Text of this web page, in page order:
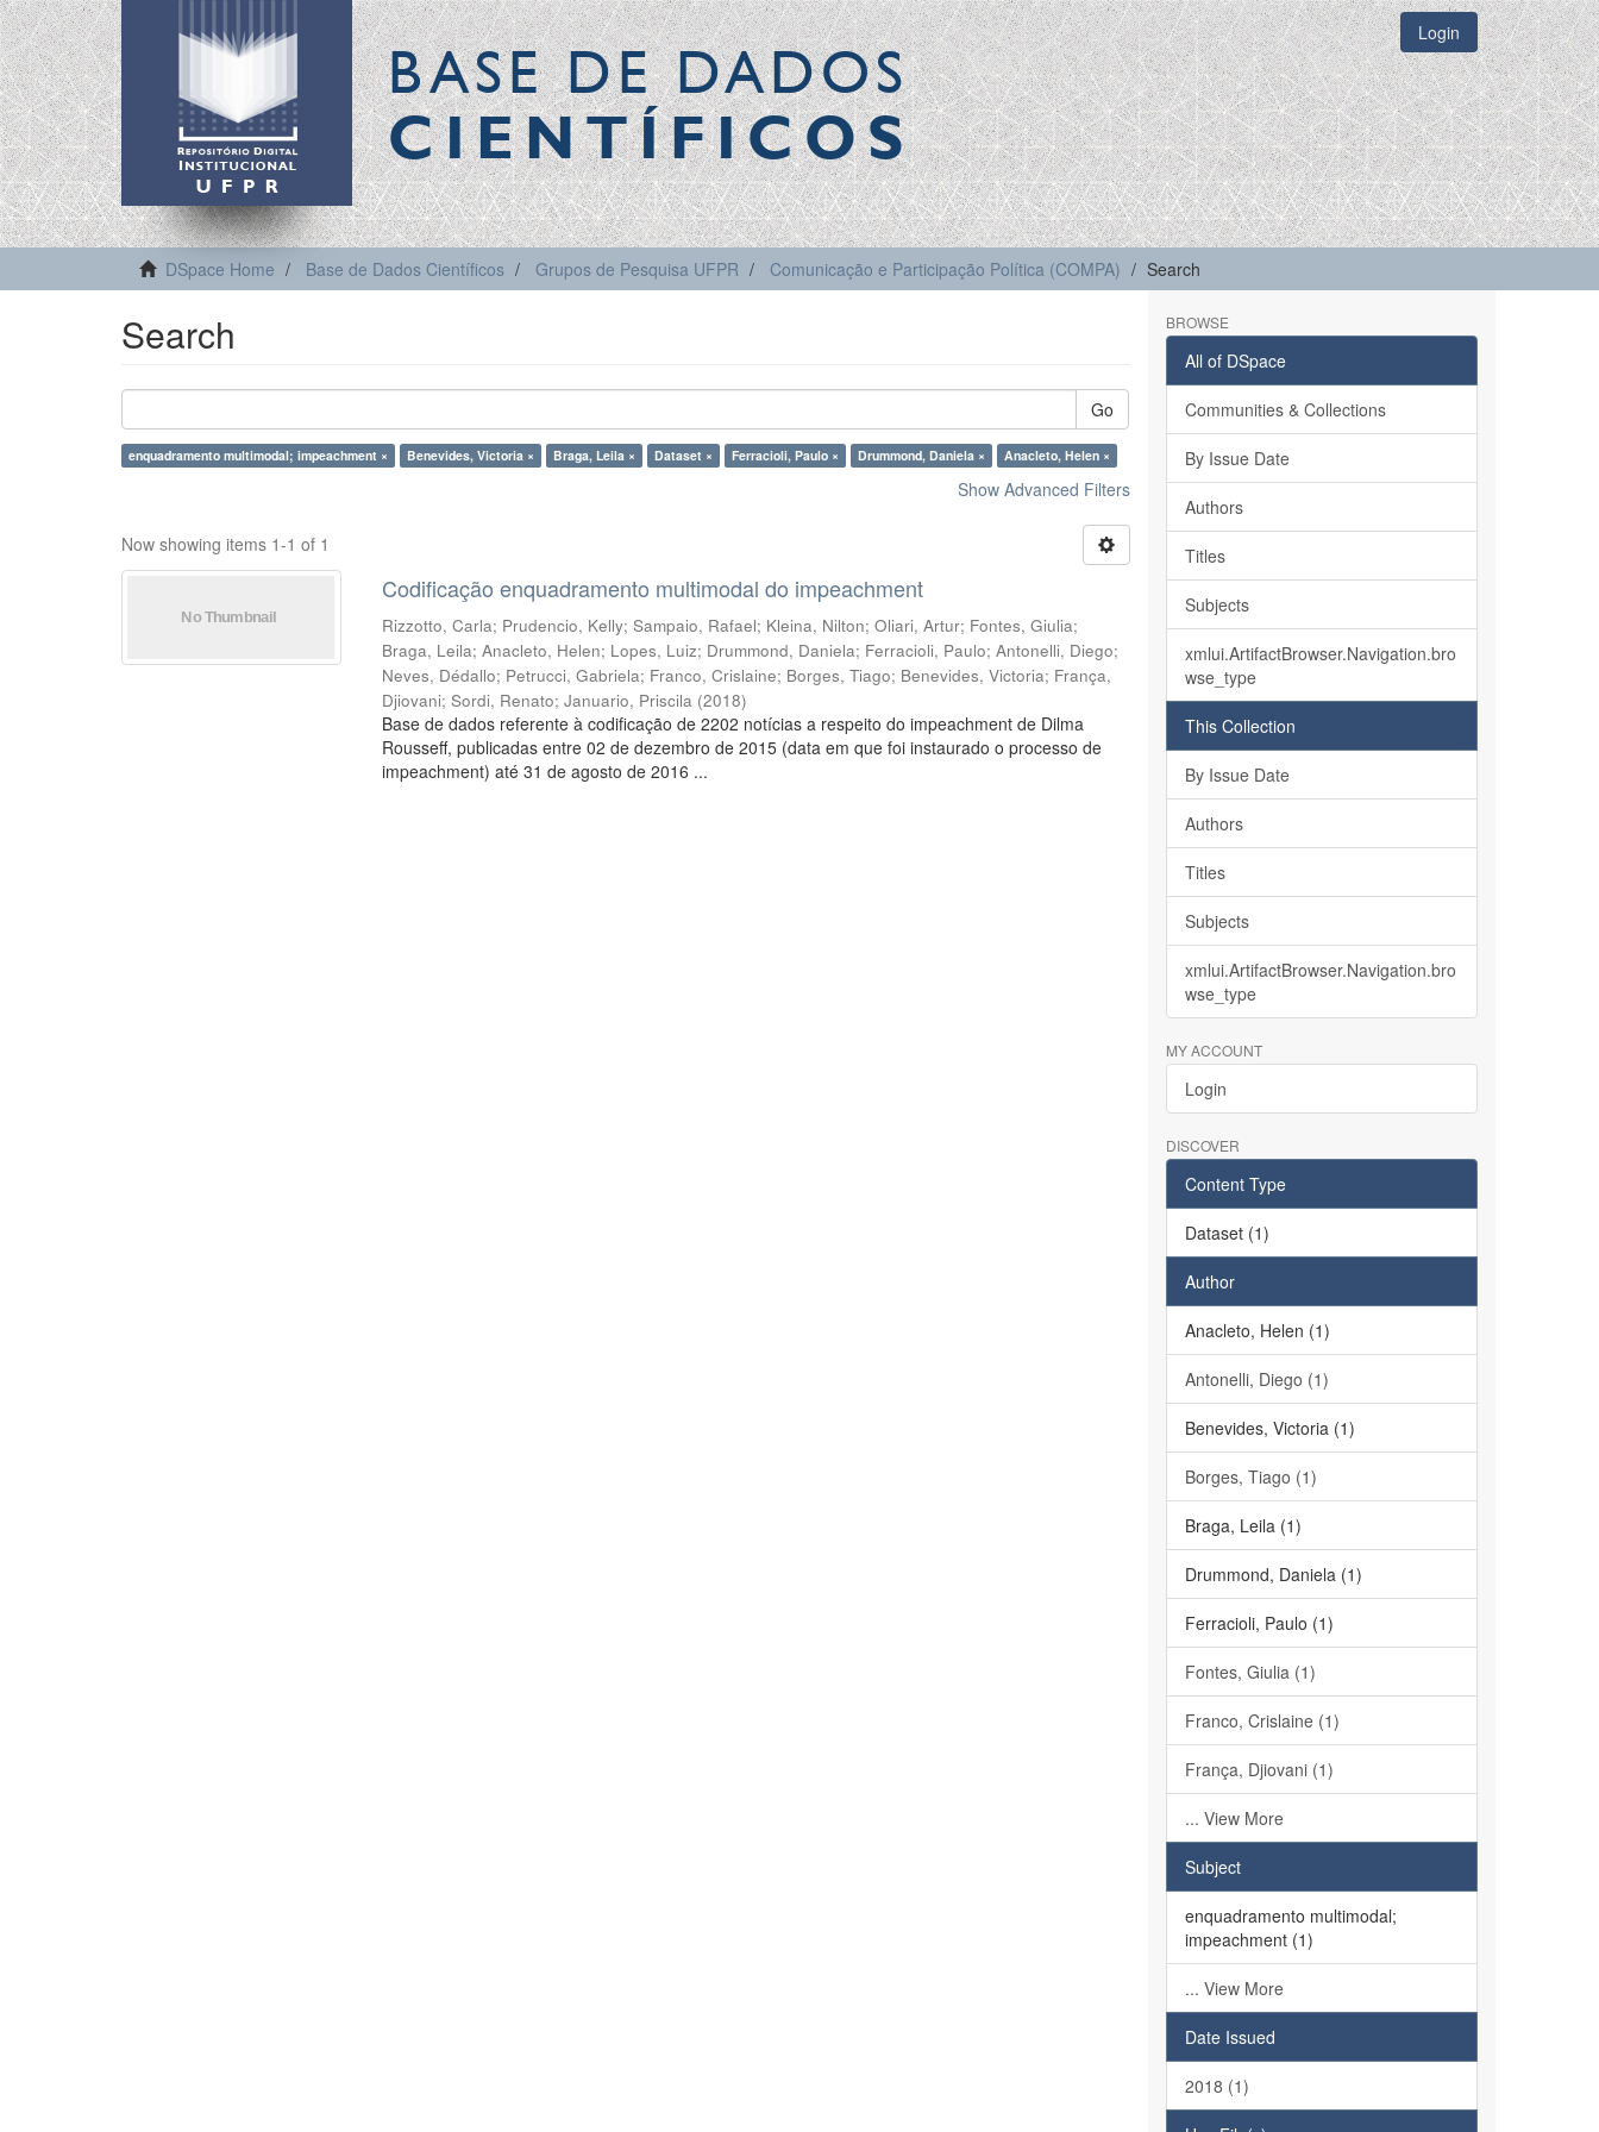
BASE DE DADOS
CIENTÍFICOS
Login
DSpace Home Base de Dados Científicos Grupos de Pesquisa UFPR Comunicação e Participação Política (COMPA) Search
Search
Go
enquadramento multimodal; impeachment × Benevides, Victoria × Braga, Leila × Dataset × Ferracioli, Paulo × Drummond, Daniela × Anacleto, Helen ×
Show Advanced Filters
Now showing items 1-1 of 1
Codificação enquadramento multimodal do impeachment
Rizzotto, Carla; Prudencio, Kelly;Sampaio, Rafael; Kleina, Nilton;Oliari, Artur; Fontes, Giulia;
Braga, Leila;Anacleto, Helen; Lopes, Luiz; Drummond, Daniela; Ferracioli, Paulo;Antonelli, Diego;
Neves, Dédallo; Petrucci, Gabriela; Franco, Crislaine; Borges, Tiago; Benevides, Victoria; França,
Djiovani;Sordi, Renato;Januario, Priscila (2018)
Base de dados referente à codificação de 2202 notícias a respeito do impeachment de Dilma
Rousseff, publicadas entre 02 de dezembro de 2015 (data em que foi instaurado o processo de
impeachment) até 31 de agosto de 2016 ...
BROWSE
All of DSpace
Communities & Collections
By Issue Date
Authors
Titles
Subjects
xmlui.ArtifactBrowser.Navigation.bro
wse_type
This Collection
By Issue Date
Authors
Titles
Subjects
xmlui.ArtifactBrowser.Navigation.bro
wse_type
MY ACCOUNT
Login
DISCOVER
Content Type
Dataset (1)
Author
Anacleto, Helen (1)
Antonelli, Diego (1)
Benevides, Victoria (1)
Borges, Tiago (1)
Braga, Leila (1)
Drummond, Daniela (1)
Ferracioli, Paulo (1)
Fontes, Giulia (1)
Franco, Crislaine (1)
França, Djiovani (1)
... View More
Subject
enquadramento multimodal;
impeachment (1)
... View More
Date Issued
2018 (1)